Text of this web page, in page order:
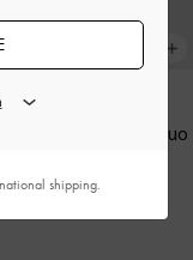
ะพายข้างลายควิลท์รุ่น Duo
shipping.